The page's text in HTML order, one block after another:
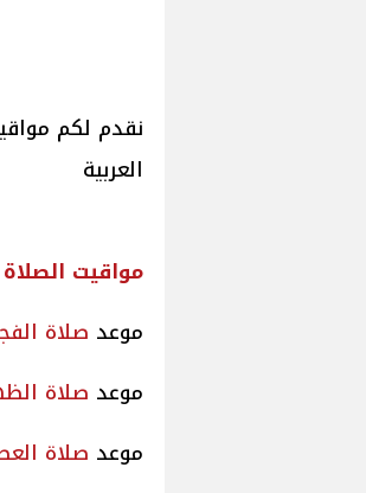
العربية
مواقيت الصلاة
موعد صلاة
موعد صلاة
موعد صلاة